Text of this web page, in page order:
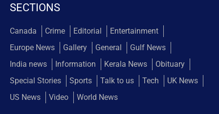
SECTIONS
Canada Crime Editorial
Entertainment
Europe News
Gallery General
Gulf News
India news
Information Kerala News
Obituary
Special Stories
Sports Talk to us Tech
UK News
US News
Video World News